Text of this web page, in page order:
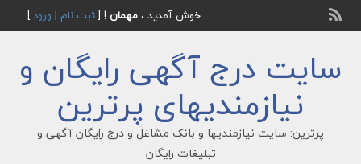
خوش آمدید ، مهمان ![ثبت نام | ورود]
سایت درج آگهی رایگان و
نیازمندیهای پرترین
پرترین: سایت نیازمندیها و بانک مشاغل و درج رایگان آگهی و
تبلیغات رایگان